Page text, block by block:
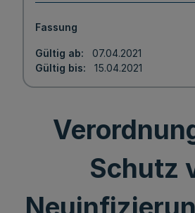
Fassung
Gültig ab
07.04.2021
Gültig bis
15.04.2021
Schutz